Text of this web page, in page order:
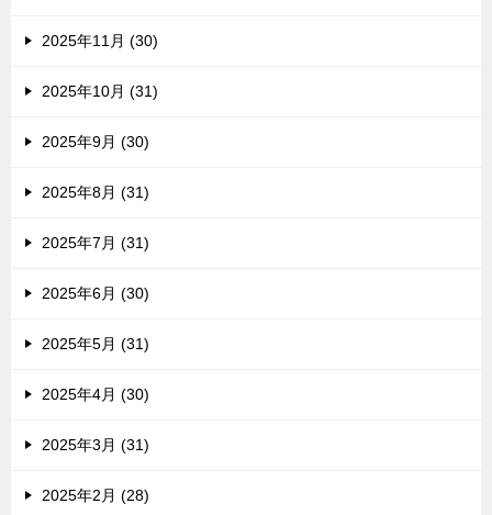
2025年11月 (30)
2025年10月 (31)
2025年9月 (30)
2025年8月 (31)
2025年7月 (31)
2025年6月 (30)
2025年5月 (31)
2025年4月 (30)
2025年3月 (31)
2025年2月 (28)